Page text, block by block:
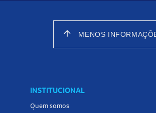
arrow_upward MENOS
INSTITUCIONAL
Quem somos